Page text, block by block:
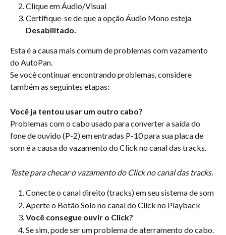
Clique em Áudio/Visual
Certifique-se de que a opção Áudio Mono esteja
Desabilitado.
Esta é a causa mais comum de problemas com vazamento
do AutoPan.
Se você continuar encontrando problemas, considere
também as seguintes etapas:
Você ja tentou usar um outro cabo?
Problemas com o cabo usado para converter a saída do
fone de ouvido (P-2) em entradas P-10 para sua placa de
som é a causa do vazamento do Click no canal das tracks.
Teste para checar o vazamento do Click no canal das tracks.
Conecte o canal direito (tracks) em seu sistema de som
Aperte o Botão Solo no canal do Click no Playback
Você consegue ouvir o Click?
Se sim, pode ser um problema de aterramento do cabo.